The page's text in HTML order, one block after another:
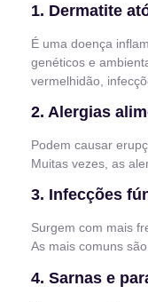
1. Dermatite
É uma doença
genéticos e
vermelhidão,
2. Alergias
Podem causar
Muitas vezes, as
3. Infecções
Surgem com mais
As mais comuns
4. Sarnas e